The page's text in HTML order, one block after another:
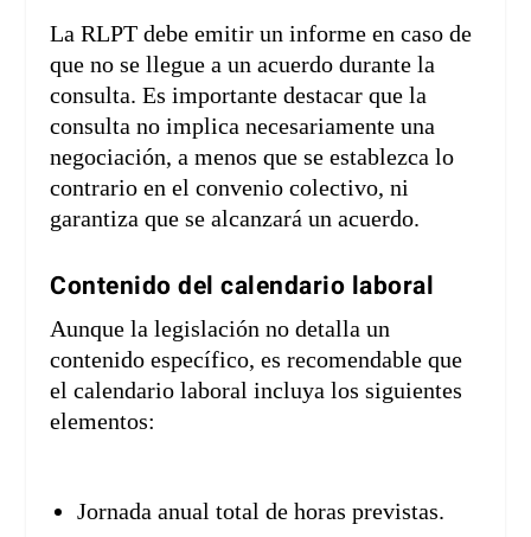
La RLPT debe emitir un informe en caso de
que no se llegue a un acuerdo durante la
consulta. Es importante destacar que la
consulta no implica necesariamente una
negociación, a menos que se establezca lo
contrario en el convenio colectivo, ni
garantiza que se alcanzará un acuerdo.
Contenido del calendario laboral
Aunque la legislación no detalla un
contenido específico, es recomendable que
el calendario laboral incluya los siguientes
elementos:
Jornada anual total de horas previstas.